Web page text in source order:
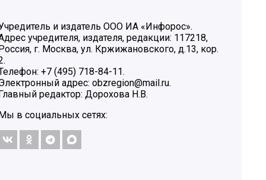
и издатель ООО ИА «Инфорос».
учредителя, издателя, редакции: 117218,
г. Москва, ул. Кржижановского, д.13, кор.
+7 (495) 718-84-11.
адрес: obzregion@mail.ru.
редактор: Дорохова Н.В.
в социальных сетях: